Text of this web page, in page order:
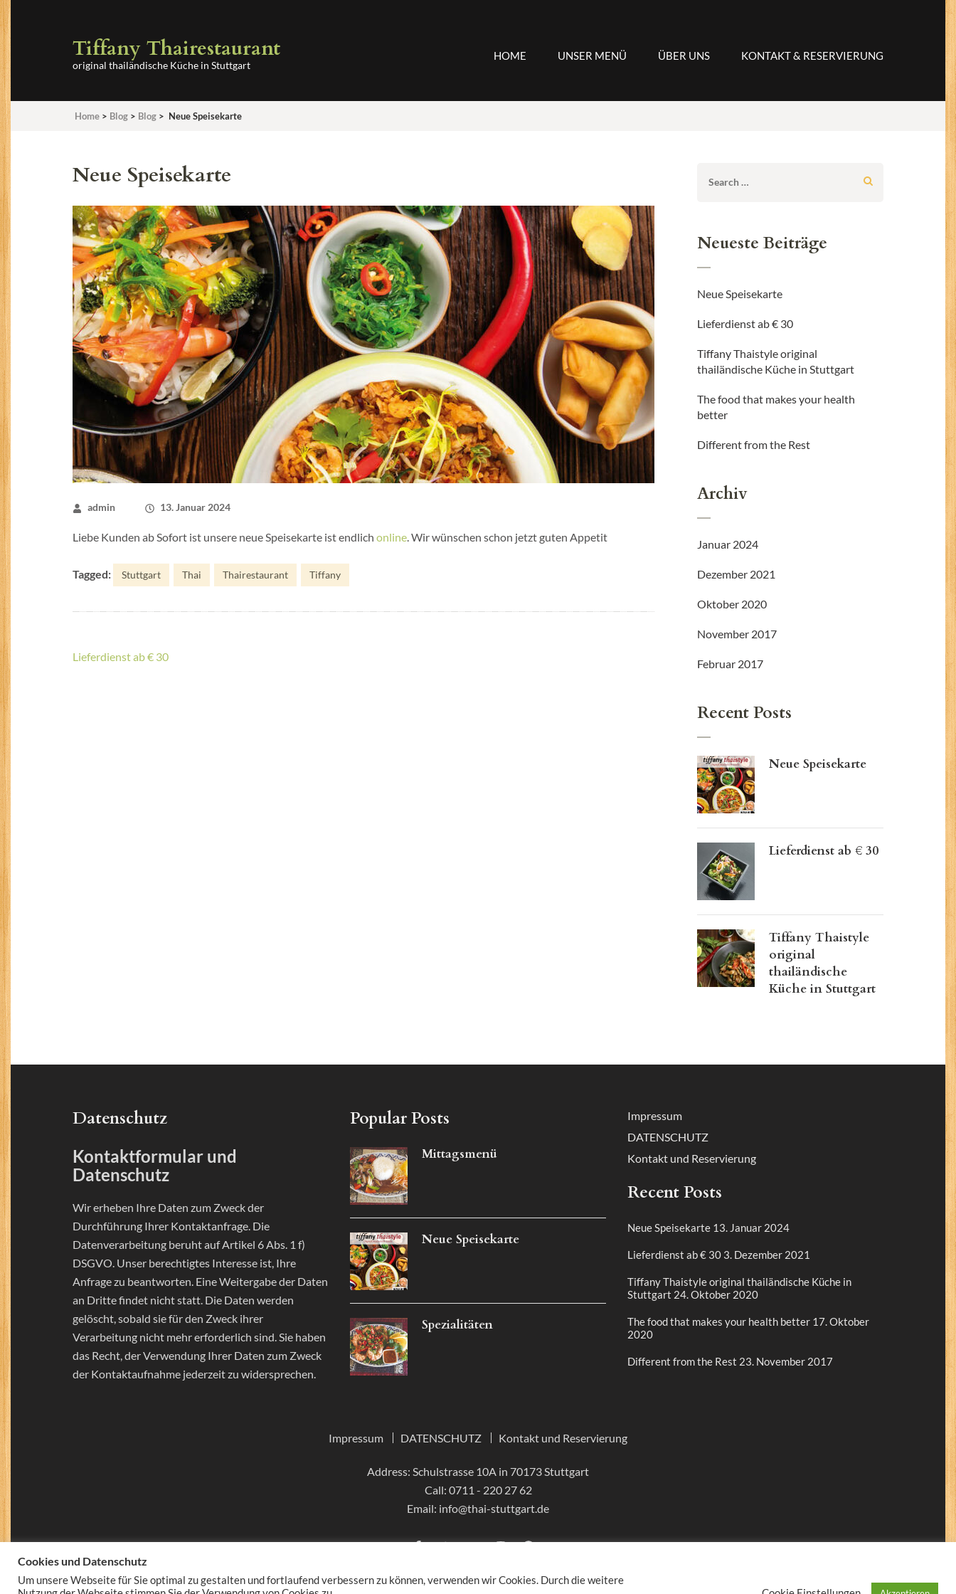
Tiffany Thairestaurant
original thailändische Küche in Stuttgart
HOME UNSER MENÜ ÜBER UNS KONTAKT & RESERVIERUNG
Home > Blog > Blog > Neue Speisekarte
Neue Speisekarte
admin 13. Januar 2024
Liebe Kunden ab Sofort ist unsere neue Speisekarte ist endlich online . Wir wünschen schon jetzt guten Appetit
Tagged: Stuttgart Thai Thairestaurant Tiffany
Beitragsnavigation
Lieferdienst ab € 30
Search
Neueste Beiträge
Neue Speisekarte
Lieferdienst ab € 30
Tiffany Thaistyle original
thailändische Küche in Stuttgart
The food that makes your health
better
Different from the Rest
Archiv
Januar 2024
Dezember 2021
Oktober 2020
November 2017
Februar 2017
Recent Posts
Neue Speisekarte
Lieferdienst ab € 30
Tiffany Thaistyle
original
thailändische
Küche in Stuttgart
Datenschutz
Kontaktformular und
Datenschutz
Wir erheben Ihre Daten zum Zweck der
Durchführung Ihrer Kontaktanfrage. Die
Datenverarbeitung beruht auf Artikel 6 Abs. 1 f)
DSGVO. Unser berechtigtes Interesse ist, Ihre
Anfrage zu beantworten. Eine Weitergabe der Daten
an Dritte findet nicht statt. Die Daten werden
gelöscht, sobald sie für den Zweck ihrer
Verarbeitung nicht mehr erforderlich sind. Sie haben
das Recht, der Verwendung Ihrer Daten zum Zweck
der Kontaktaufnahme jederzeit zu widersprechen.
Popular Posts
Mittagsmenü
Neue Speisekarte
Spezialitäten
Impressum
DATENSCHUTZ
Kontakt und Reservierung
Recent Posts
Neue Speisekarte 13. Januar 2024
Lieferdienst ab € 30 3. Dezember 2021
Tiffany Thaistyle original thailändische Küche in
Stuttgart 24. Oktober 2020
The food that makes your health better 17. Oktober
2020
Different from the Rest 23. November 2017
Impressum DATENSCHUTZ Kontakt und Reservierung
Address: Schulstrasse 10A in 70173 Stuttgart
Call: 0711 - 220 27 62
Email: info@thai-stuttgart.de
Cookies und Datenschutz
Um unsere Webseite für Sie optimal zu gestalten und fortlaufend verbessern zu können, verwenden wir Cookies. Durch die weitere